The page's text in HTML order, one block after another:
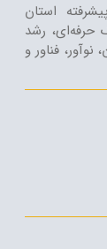
استان
حرفه‌ای، رشد
فناور و